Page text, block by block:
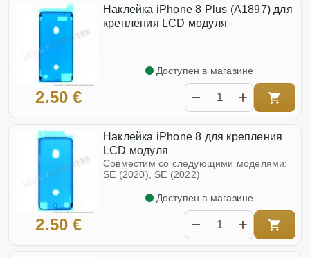
Наклейка iPhone 8 Plus (A1897) для
крепления LCD модуля
2.50 €
Доступен в магазине
Наклейка iPhone 8 для крепления
LCD модуля
Совместим со следующими моделями:
SE (2020), SE (2022)
2.50 €
Доступен в магазине